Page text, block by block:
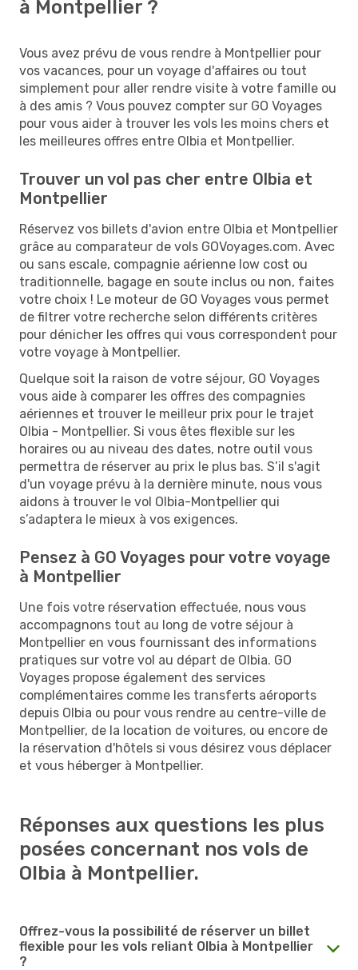
à Montpellier ?
Vous avez prévu de vous rendre à Montpellier pour
vos vacances, pour un voyage d'affaires ou tout
simplement pour aller rendre visite à votre famille ou
à des amis ? Vous pouvez compter sur GO Voyages
pour vous aider à trouver les vols les moins chers et
les meilleures offres entre Olbia et Montpellier.
Trouver un vol pas cher entre Olbia et
Montpellier
Réservez vos billets d'avion entre Olbia et Montpellier
grâce au comparateur de vols GOVoyages.com. Avec
ou sans escale, compagnie aérienne low cost ou
traditionnelle, bagage en soute inclus ou non, faites
votre choix ! Le moteur de GO Voyages vous permet
de filtrer votre recherche selon différents critères
pour dénicher les offres qui vous correspondent pour
votre voyage à Montpellier.
Quelque soit la raison de votre séjour, GO Voyages
vous aide à comparer les offres des compagnies
aériennes et trouver le meilleur prix pour le trajet
Olbia - Montpellier. Si vous êtes flexible sur les
horaires ou au niveau des dates, notre outil vous
permettra de réserver au prix le plus bas. S’il s'agit
d'un voyage prévu à la dernière minute, nous vous
aidons à trouver le vol Olbia-Montpellier qui
s’adaptera le mieux à vos exigences.
Pensez à GO Voyages pour votre voyage
à Montpellier
Une fois votre réservation effectuée, nous vous
accompagnons tout au long de votre séjour à
Montpellier en vous fournissant des informations
pratiques sur votre vol au départ de Olbia. GO
Voyages propose également des services
complémentaires comme les transferts aéroports
depuis Olbia ou pour vous rendre au centre-ville de
Montpellier, de la location de voitures, ou encore de
la réservation d'hôtels si vous désirez vous déplacer
et vous héberger à Montpellier.
Réponses aux questions les plus
posées concernant nos vols de
Olbia à Montpellier.
Offrez-vous la possibilité de réserver un billet
flexible pour les vols reliant Olbia à Montpellier
?